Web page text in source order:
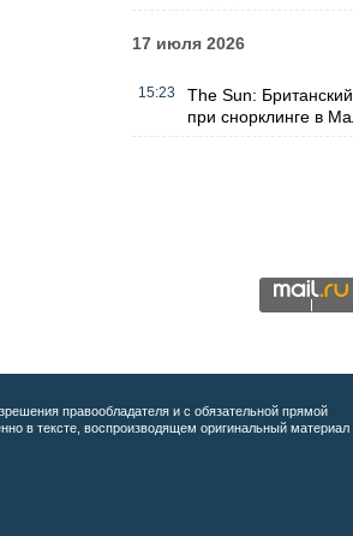
17 июля 2026
15:23
The Sun:
при снорклинге в
правообладателя и с обязательной прямой
в тексте, воспроизводящем оригинальный материал